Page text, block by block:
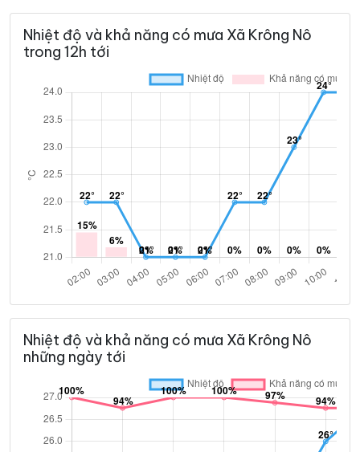
Nhiệt độ và khả năng có mưa Xã Krông Nô
trong 12h tới
Nhiệt độ và khả năng có mưa Xã Krông Nô
những ngày tới